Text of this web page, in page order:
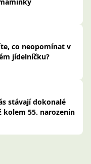
co neopomínat v
jídelníčku?
stávají dokonalé
kolem 55. narozenin